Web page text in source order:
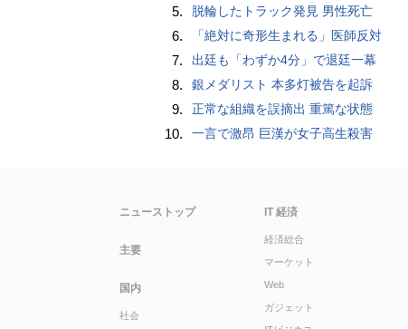
5. 脱輪したトラック発見 男性死亡
6. 「絶対に奇形生まれる」医師反対
7. 出廷も「わずか4分」で退廷一幕
8. 銀メダリスト 本多灯被告を起訴
9. 正常な組織を誤摘出 重篤な状態
10. 一言で激昂 巨漢が女子高生殺害
ニューストップ
主要
国内
社会
IT 経済
経済総合
マーケット
Web
ガジェット